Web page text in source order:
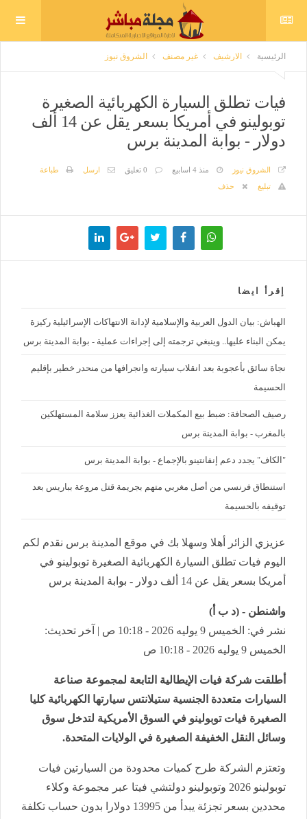
الرئيسية الارشيف غير مصنف الشروق نيوز
فيات تطلق السيارة الكهربائية الصغيرة
توبولينو في أمريكا بسعر يقل عن 14 ألف
دولار - بوابة المدينة برس
الشروق نيوز منذ 4 اسابيع 0 تعليق ارسل
طباعة
تبليغ
حذف
إقرأ ايضا
الهباش: بيان الدول العربية والإسلامية لإدانة الانتهاكات الإسرائيلية ركيزة
يمكن البناء عليها.. وينبغي ترجمته إلى إجراءات عملية - بوابة المدينة برس
نجاة سائق بأعجوبة بعد انقلاب سيارته وانجرافها من منحدر خطير بإقليم
الحسيمة
رصيف الصحافة: ضبط بيع المكملات الغذائية يعزز سلامة المستهلكين
بالمغرب - بوابة المدينة برس
"الكاف" يجدد دعم إنفانتينو بالإجماع - بوابة المدينة برس
استنطاق فرنسي من أصل مغربي متهم بجريمة قتل مروعة بباريس بعد
توقيفه بالحسيمة
عزيزي الزائر أهلا وسهلا بك في موقع المدينة برس نقدم لكم
اليوم فيات تطلق السيارة الكهربائية الصغيرة توبولينو في
أمريكا بسعر يقل عن 14 ألف دولار - بوابة المدينة برس
واشنطن - (د ب أ)
نشر في: الخميس 9 يوليه 2026 - 10:18 ص | آخر تحديث:
الخميس 9 يوليه 2026 - 10:18 ص
أطلقت شركة فيات الإيطالية التابعة لمجموعة صناعة
السيارات متعددة الجنسية ستيلانتس سيارتها الكهربائية كليا
الصغيرة فيات توبولينو في السوق الأمريكية لتدخل سوق
وسائل النقل الخفيفة الصغيرة في الولايات المتحدة.
وتعتزم الشركة طرح كميات محدودة من السيارتين فيات
توبولينو 2026 وتوبولينو دولتشي فيتا عبر مجموعة وكلاء
محددين بسعر تجزئة يبدأ من 13995 دولارا بدون حساب تكلفة